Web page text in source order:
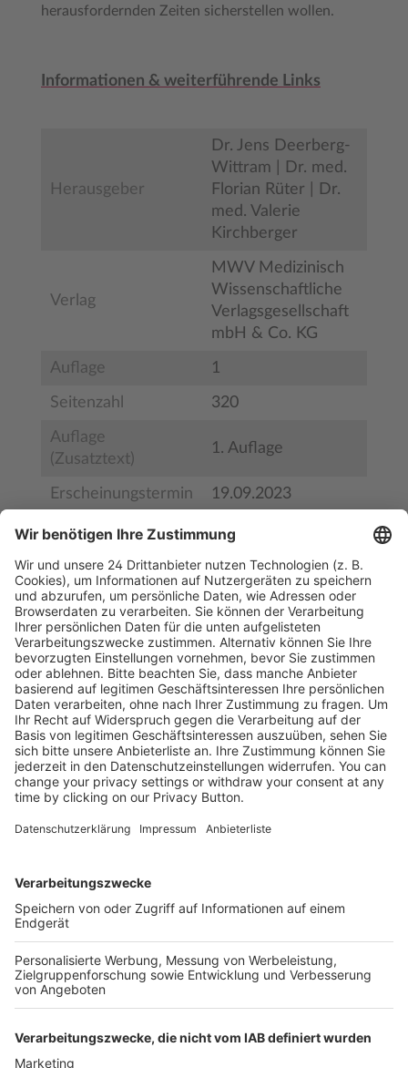
herausfordernden Zeiten sicherstellen wollen.
Informationen & weiterführende Links
Herausgeber
Dr. Jens Deerberg-
Wittram | Dr. med.
Florian Rüter | Dr.
med. Valerie
Kirchberger
Verlag
MWV Medizinisch
Wissenschaftliche
Verlagsgesellschaft
mbH & Co. KG
Auflage 1
Seitenzahl 320
Auflage
(Zusatztext)
1. Auflage
Erscheinungstermin 19.09.2023
Bestell-Nr. 9783954667949
ISBN 978-3-95466-794-9
Kostenlose Rücksendung bis zu 14 Tage nach
Bestelleingang (innerhalb Deutschlands).
Versandkosten.
Der Bestellprozess ist mit Hilfe eines SSL-
SERVICE HOTLINE
SHOP SERVICE